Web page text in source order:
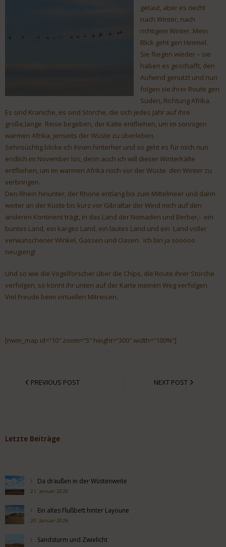
getaut, aber es riecht
nach Winter, nach
richtigem Winter. Mein
Blick geht gen Himmel.
Sie fliegen wieder – sie
haben es geschafft, den
Aufwind genutzt und nun
folgen sie ihrer Route gen
Süden, Richtung Afrika.
Es sind Kraniche, es sind Storche, die sich jedes Jahr auf ihre
große,lange Reise begeben, der Kälte entfliehen, um im sonnigen
warmen Afrika, jenseits der Wüste zu überleben.
Sehnsüchtig blicke ich ihnen hinterher und so geht es für mich nun
endlich im November los, denn auch ich will dieser Winterkälte
entfliehen, um im warmen Afrika noch vor der Wüste den Winter zu
verbringen.
Den Rhein hinunter, der Rhone entlang bis zum Mittelmeer und dann
weiter an der Küste bis kurz vor Gibraltar der Wind mich auf den
anderen Kontinent trägt, in das Land der Nomaden und Berber,- ein
buntes Land, ein karges Land, ein lautes Land und ein Land voller
verwunschener Winkel, Gassen und Oasen. Ich bin ja sooooo
neugierig!
Und so wie die Vogelforscher über die Chips, die Route ihrer Storche
verfolgen, so könnt ihr unten auf der Karte meinen Weg verfolgen.
Viel Freude beim virtuellen Mitreisen.
[nwm_map id=“10″ zoom=“5″ height=“300″ width=“100%“]
PREVIOUS POST NEXT POST
Letzte Beiträge
Da draußen in der Wüstenweite
21. Januar 2026
Ein altes Flußbett hinter Layoune
20. Januar 2026
Sandsturm und Zwielicht